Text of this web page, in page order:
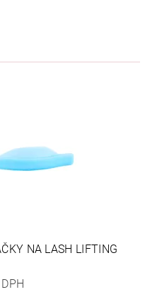
NA LASH LIFTING